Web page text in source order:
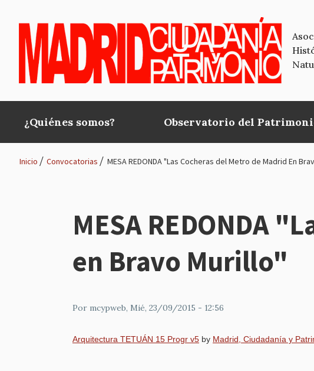
Main
navigation
¿Quiénes somos? Observatorio del
Inicio Convocatorias MESA REDONDA "Las Cocheras del Metro de Madrid En
MESA REDONDA
en Bravo Murillo"
Por mcypweb, Mié, 23/09/2015 - 12:56
Arquitectura TETUÁN 15 Progr v5 by Madrid, Ciudadanía y